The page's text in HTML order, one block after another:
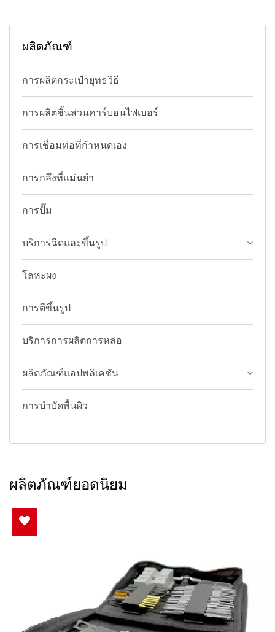
ผลิตภัณฑ์
การผลิตกระเป๋ายุทธวิธี
การผลิตชิ้นส่วนคาร์บอนไฟเบอร์
การเชื่อมท่อที่กำหนดเอง
การกลึงที่แม่นยำ
การปั๊ม
บริการฉีดและขึ้นรูป
โลหะผง
การตีขึ้นรูป
บริการการผลิตการหล่อ
ผลิตภัณฑ์แอปพลิเคชัน
การบำบัดพื้นผิว
ผลิตภัณฑ์ยอดนิยม